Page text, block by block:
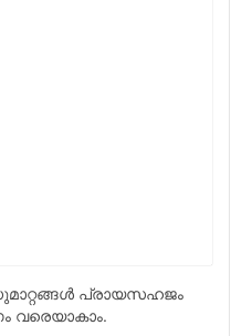
പ്രായസഹജം
വരെയാകാം.